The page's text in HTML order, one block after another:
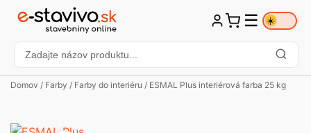
☰ ☀️
Domov / Farby / Farby do interiéru / ESMAL Plus interiérová farba 25 kg